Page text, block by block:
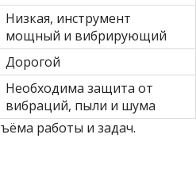
Низкая, инструмент
мощный и вибрирующий
Дорогой
Необходима защита от
вибраций, пыли и шума
работы и задач.